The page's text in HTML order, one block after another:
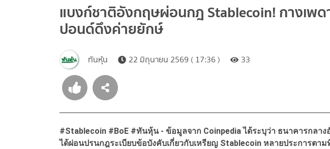
แบงก์ชาติอังกฤษผ่อนกฎ Stablecoin! กางเพ
ปอนด์ดึงค่ายยักษ์
ทันหุ้น 22 มิถุนายน 2569 ( 17:36 ) 33
#Stablecoin #BoE #ทันหุ้น - ข้อมูลจาก Coinpediaได้ระบุว่า ธนาคารกลาง
ได้ผ่อนปรนกฎระเบียบข้อบังคับเกี่ยวกับเหรียญ Stablecoin หลายประการตาม